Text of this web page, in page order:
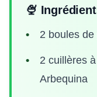
🍨
2 boules
2 cuillères
Arbequina